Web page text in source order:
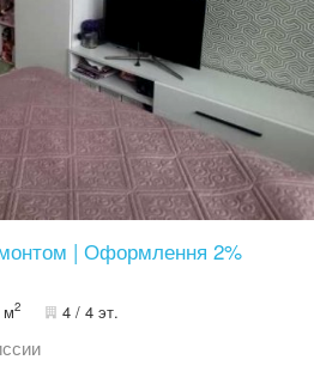
| Оформлення 2%
м2 4 / 4 эт.